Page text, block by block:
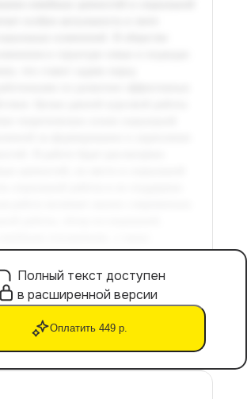
Полный текст доступен
в расширенной версии
Оплатить 449 р.